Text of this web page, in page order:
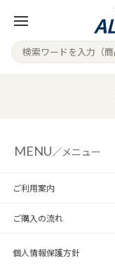
MENU／メニュー
ご利用案内
ご購入の流れ
個人情報保護方針